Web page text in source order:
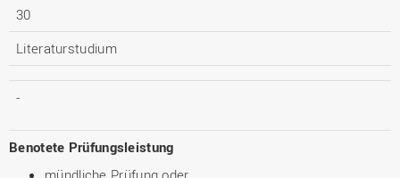
30
Literaturstudium
-
Benotete Prüfungsleistung
mündliche Prüfung oder